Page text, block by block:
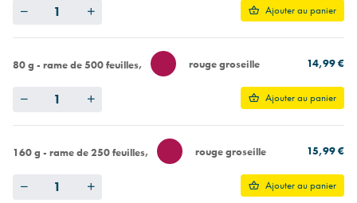
Ajouter au panier
80 g - rame de 500 feuilles rouge groseille 14,99 €
Ajouter au panier
160 g - rame de 250 feuilles rouge groseille 15,99 €
Ajouter au panier